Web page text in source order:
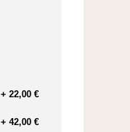
+ 22,00 €
+ 42,00 €